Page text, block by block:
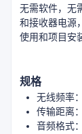
无需软件，无
和接收器电源
使用和项目安
规格
无线频率
传输距离
音频格式